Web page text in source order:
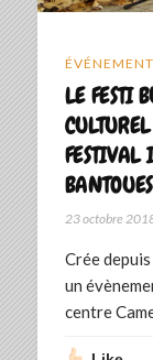
LE FESTI
FESTIVAL
23 octobre
Crée
un
centre